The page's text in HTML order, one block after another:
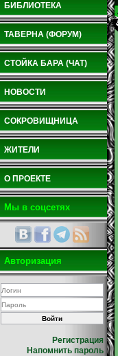
БИБЛИОТЕКА
ТАВЕРНА (ФОРУМ)
СТОЙКА БАРА (ЧАТ)
НОВОСТИ
СОКРОВИЩНИЦА
ЖИТЕЛИ
О ПРОЕКТЕ
Мы в соцсетях
Авторизация
Регистрация
Напомнить пароль